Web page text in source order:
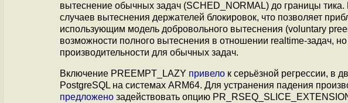
вытеснение обычных задач (SCHED_NORMAL) до границы
случаев вытеснения держателей блокировок, что позволяет
использующим модель добровольного вытеснения (voluntary
возможности полного вытеснения в отношении realtime-задач,
производительности для обычных задач.
Включение PREEMPT_LAZY привело к серьёзной регрессии, в
PostgreSQL на системах ARM64. Для устранения падения
предложено задействовать опцию